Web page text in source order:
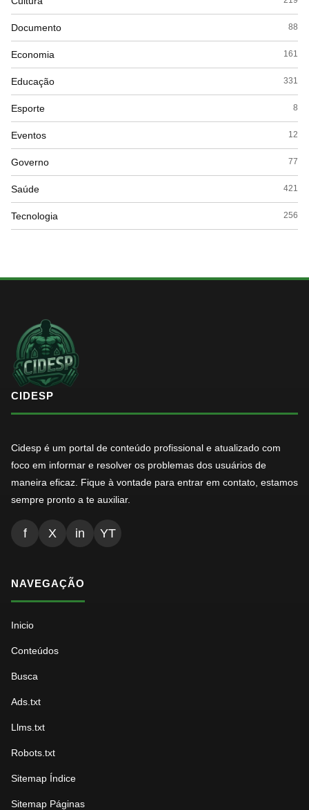
Documento 88
Economia 161
Educação 331
Esporte 8
Eventos 12
Governo 77
Saúde 421
Tecnologia 256
CIDESP
Cidesp é um portal de conteúdo profissional e atualizado com
foco em informar e resolver os problemas dos usuários de
maneira eficaz. Fique à vontade para entrar em contato, estamos
sempre pronto a te auxiliar.
f X in YT
NAVEGAÇÃO
Inicio
Conteúdos
Busca
Ads.txt
Llms.txt
Robots.txt
Sitemap Índice
Sitemap Páginas